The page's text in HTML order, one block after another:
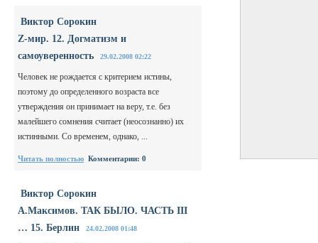
Виктор Сорокин
Z-мир. 12. Догматизм и
самоуверенность 29.02.2008 02:22
Человек не рождается с критерием истины,
поэтому до определенного возраста все
утверждения он принимает на веру, т.е. без
малейшего сомнения считает (неосознанно) их
истинными. Со временем, однако, ...
Читать полностью Комментарии: 0
Виктор Сорокин
А.Максимов. ТАК БЫЛО. ЧАСТЬ III
… 15. Берлин 24.02.2008 01:48